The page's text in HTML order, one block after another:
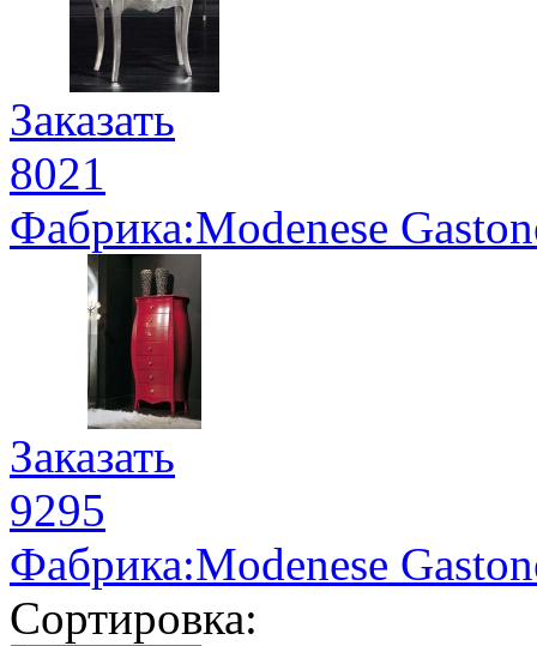
Заказать
8021
Фабрика:Modenese
Заказать
9295
Фабрика:Modenese
Сортировка: